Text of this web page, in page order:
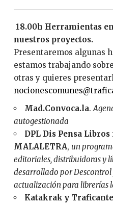
18.00h Herramientas
nuestros proyectos.
Presentaremos algunas
estamos trabajando
otras y quieres
Mad.Convoca.la.
autogestionada
DPL Dis Pensa Libros
MALALETRA, un
editoriales, distribuidoras y
desarrollado por Descontrol
actualización para librerías
Katakrak y